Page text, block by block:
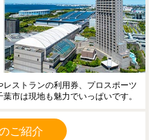
ストランの利用券、プロスポーツ
市は現地も魅力でいっぱいです。
ご紹介